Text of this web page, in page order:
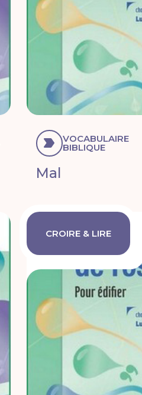
VOCABULAIRE
BIBLIQUE
Mal
CROIRE & LIRE